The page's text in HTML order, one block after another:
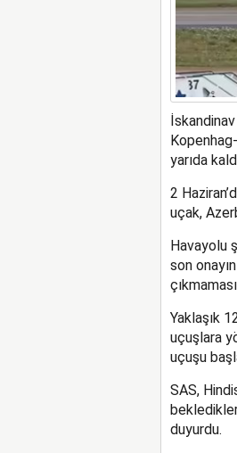
İskandinav
yarıda
2
uçak,
Havayolu
son
Yaklaşık
uçuşlara
uçuşu
SAS,
duyurdu.